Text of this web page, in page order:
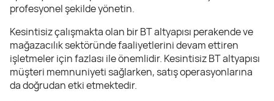
profesyonel şekilde yönetin.
Kesintisiz çalışmakta olan bir BT altyapısı perakende ve
mağazacılık sektöründe faaliyetlerini devam ettiren
işletmeler için fazlası ile önemlidir. Kesintisiz BT altyapısı
müşteri memnuniyeti sağlarken, satış operasyonlarına
da doğrudan etki etmektedir.